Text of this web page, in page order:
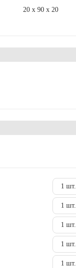
20 x 90 x 20
1 шт.
1 шт.
1 шт.
1 шт.
1 шт.